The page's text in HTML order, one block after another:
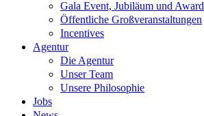
Gala Event, Jubiläum und Award
Öffentliche Großveranstaltungen
Incentives
Agentur
Die Agentur
Unser Team
Unsere Philosophie
Jobs